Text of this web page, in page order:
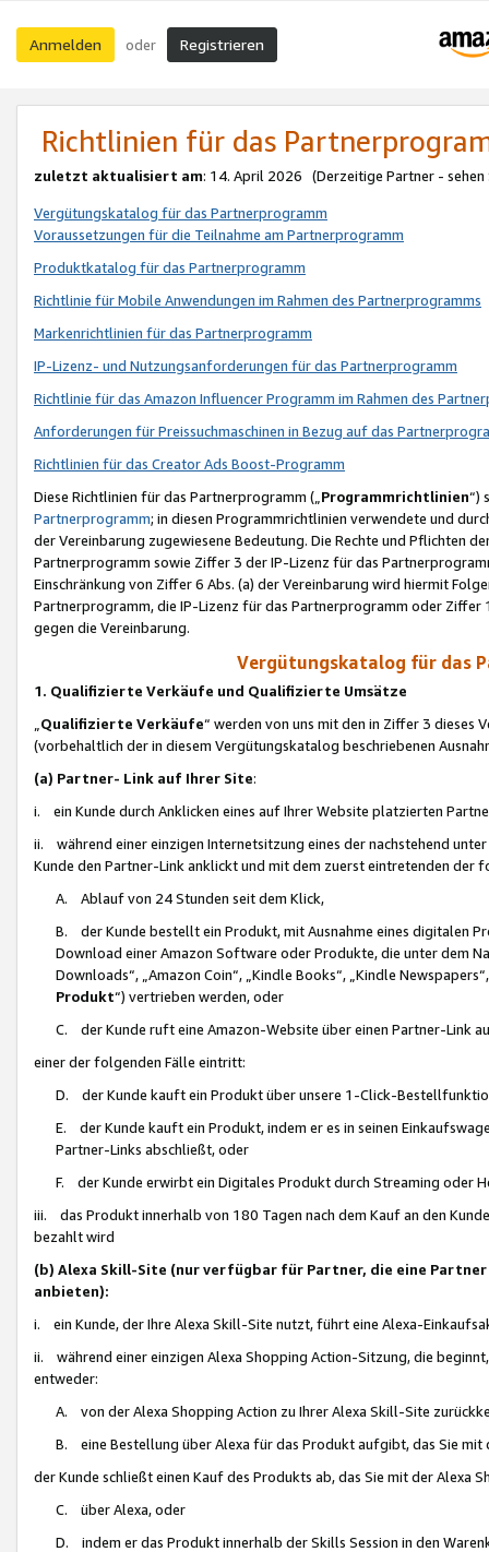
Anmelden oder Registrieren
Richtlinien für das
zuletzt aktualisiert am: 14. April 2026 (Derzeitige Partner - sehen
Vergütungskatalog für das Partnerprogramm
Voraussetzungen für die Teilnahme am Partnerprogramm
Produktkatalog für das Partnerprogramm
Richtlinie für Mobile Anwendungen im Rahmen des Partnerprogramms
Markenrichtlinien für das Partnerprogramm
IP-Lizenz- und Nutzungsanforderungen für das Partnerprogramm
Richtlinie für das Amazon Influencer Programm im Rahmen des
Anforderungen für Preissuchmaschinen in Bezug auf das
Richtlinien für das Creator Ads Boost-Programm
Diese Richtlinien für das Partnerprogramm („Programmrichtlinien“)
Partnerprogramm; in diesen Programmrichtlinien verwendete und
der Vereinbarung zugewiesene Bedeutung. Die Rechte und Pflichten
Partnerprogramm sowie Ziffer 3 der IP-Lizenz für das
Einschränkung von Ziffer 6 Abs. (a) der Vereinbarung wird hiermit
Partnerprogramm, die IP-Lizenz für das Partnerprogramm oder
gegen die Vereinbarung.
Vergütungskatalog für das
1. Qualifizierte Verkäufe und Qualifizierte Umsätze
Qualifizierte Verkäufe“ werden von uns mit den in Ziffer 3
(vorbehaltlich der in diesem Vergütungskatalog beschriebenen
(a) Partner- Link auf Ihrer Site:
i. ein Kunde durch Anklicken eines auf Ihrer Website platzierten
ii. während einer einzigen Internetsitzung eines der nachstehend
Kunde den Partner-Link anklickt und mit dem zuerst eintretenden der
A. Ablauf von 24 Stunden seit dem Klick,
B. der Kunde bestellt ein Produkt, mit Ausnahme eines digitalen
Download einer Amazon Software oder Produkte, die unter dem
Downloads“, „Amazon Coin“, „Kindle Books“, „Kindle
Produkt“) vertrieben werden, oder
C. der Kunde ruft eine Amazon-Website über einen Partner-Link
einer der folgenden Fälle eintritt:
D. der Kunde kauft ein Produkt über unsere 1-Click-
E. der Kunde kauft ein Produkt, indem er es in seinen
Partner-Links abschließt, oder
F. der Kunde erwirbt ein Digitales Produkt durch Streaming oder
iii. das Produkt innerhalb von 180 Tagen nach dem Kauf an den
bezahlt wird
(b) Alexa Skill-Site (nur verfügbar für Partner, die eine
anbieten):
i. ein Kunde, der Ihre Alexa Skill-Site nutzt, führt eine Alexa-
ii. während einer einzigen Alexa Shopping Action-Sitzung, die
entweder:
A. von der Alexa Shopping Action zu Ihrer Alexa Skill-Site
B. eine Bestellung über Alexa für das Produkt aufgibt, das Sie mit
der Kunde schließt einen Kauf des Produkts ab, das Sie mit der Alexa
C. über Alexa, oder
D. indem er das Produkt innerhalb der Skills Session in den